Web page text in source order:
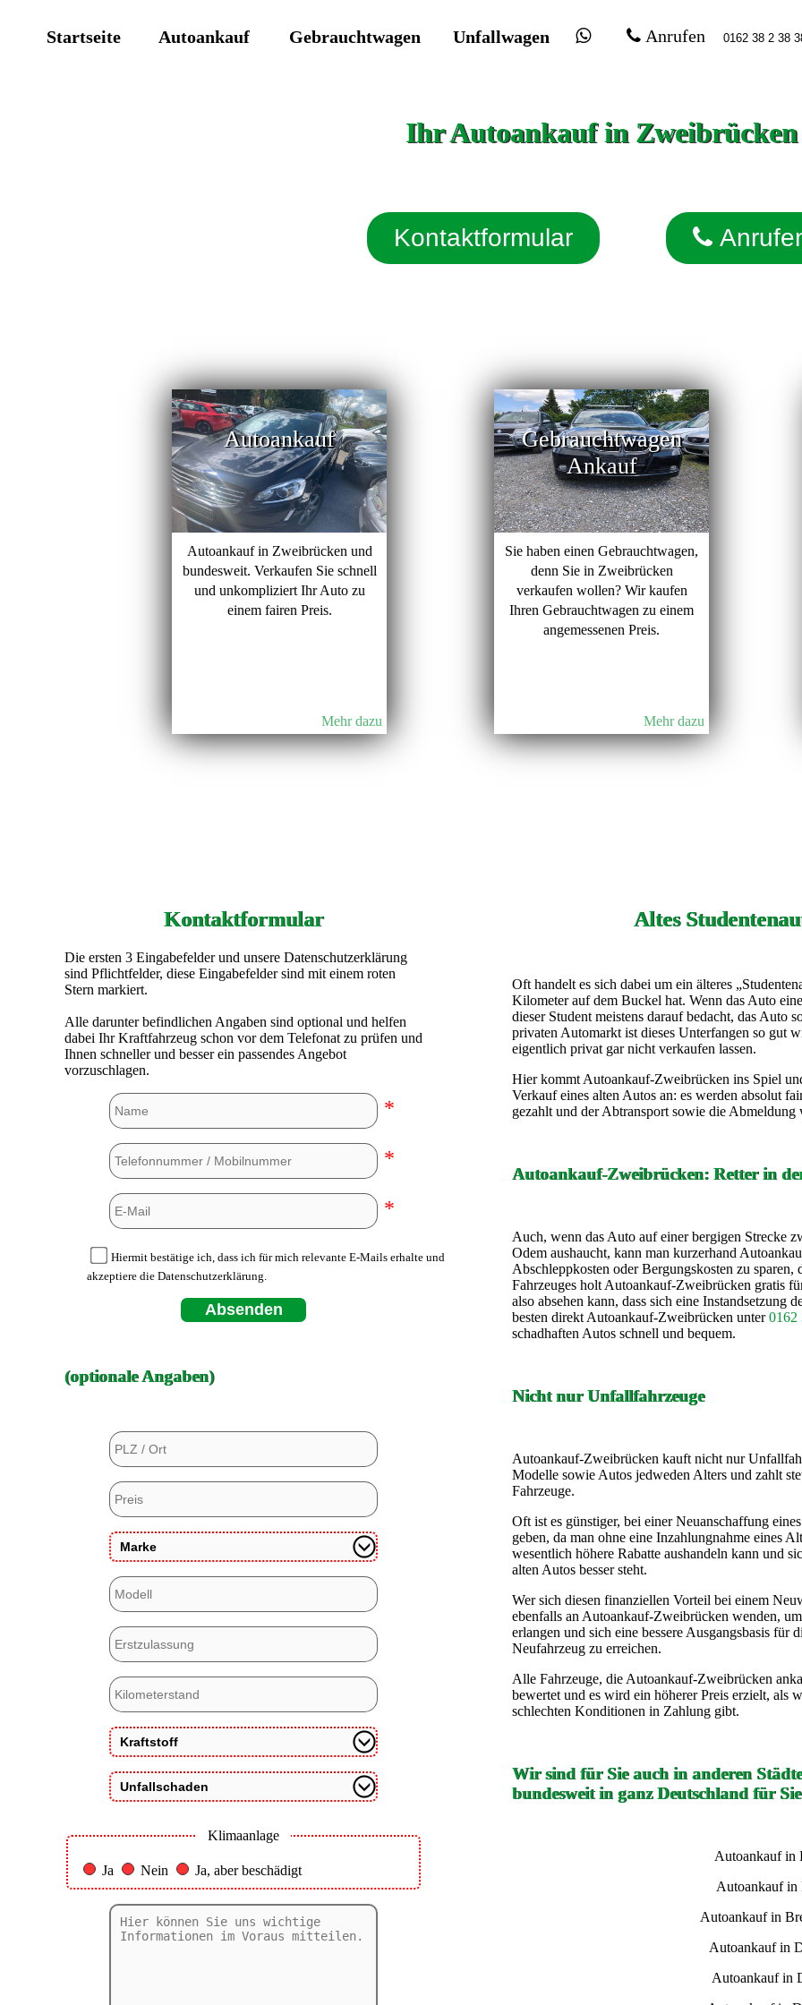
Startseite Autoankauf Gebrauchtwagen Unfallwagen Anrufen
Ihr Autoankauf in Zweibrücken
Kontaktformular
Autoankauf
Autoankauf in Zweibrücken und
bundesweit. Verkaufen Sie schnell
und unkompliziert Ihr Auto zu
einem fairen Preis.
Mehr dazu
Gebrauchtwagen
Ankauf
Sie haben einen Gebrauchtwagen,
denn Sie in Zweibrücken
verkaufen wollen? Wir kaufen
Ihren Gebrauchtwagen zu einem
angemessenen Preis.
Mehr dazu
Kontaktformular
Die ersten 3 Eingabefelder und unsere Datenschutzerklärung
sind Pflichtfelder, diese Eingabefelder sind mit einem roten
Stern markiert.
Alle darunter befindlichen Angaben sind optional und helfen
dabei Ihr Kraftfahrzeug schon vor dem Telefonat zu prüfen und
Ihnen schneller und besser ein passendes Angebot
vorzuschlagen.
*
*
*
Hiermit bestätige ich, dass ich für mich relevante E-Mails erhalte und
akzeptiere die Datenschutzerklärung.
Absenden
(optionale Angaben)
Klimaanlage
Ja Nein Ja, aber beschädigt
Altes
Oft handelt es sich dabei um ein älteres
Kilometer auf dem Buckel hat. Wenn das Auto
dieser Student meistens darauf bedacht, das Auto
privaten Automarkt ist dieses Unterfangen so gut
eigentlich privat gar nicht verkaufen lassen.
Hier kommt Autoankauf-Zweibrücken ins Spiel
Verkauf eines alten Autos an: es werden absolut
gezahlt und der Abtransport sowie die
Autoankauf-Zweibrücken: Retter in
Auch, wenn das Auto auf einer bergigen Strecke
Odem aushaucht, kann man kurzerhand
Abschleppkosten oder Bergungskosten zu sparen,
Fahrzeuges holt Autoankauf-Zweibrücken gratis
also absehen kann, dass sich eine Instandsetzung
besten direkt Autoankauf-Zweibrücken unter0162
schadhaften Autos schnell und bequem.
Nicht nur Unfallfahrzeuge
Autoankauf-Zweibrücken kauft nicht nur
Modelle sowie Autos jedweden Alters und zahlt
Fahrzeuge.
Oft ist es günstiger, bei einer Neuanschaffung
geben, da man ohne eine Inzahlungnahme eines
wesentlich höhere Rabatte aushandeln kann und
alten Autos besser steht.
Wer sich diesen finanziellen Vorteil bei einem
ebenfalls an Autoankauf-Zweibrücken wenden,
erlangen und sich eine bessere Ausgangsbasis für
Neufahrzeug zu erreichen.
Alle Fahrzeuge, die Autoankauf-Zweibrücken
bewertet und es wird ein höherer Preis erzielt, als
schlechten Konditionen in Zahlung gibt.
Wir sind für Sie auch in anderen
bundesweit in ganz Deutschland für
Autoankauf in
Autoankauf in
Autoankauf in
Autoankauf in
Autoankauf in